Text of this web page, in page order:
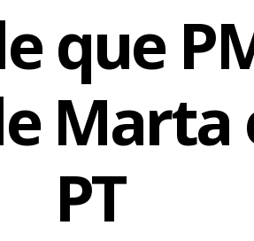
que
Marta
PT